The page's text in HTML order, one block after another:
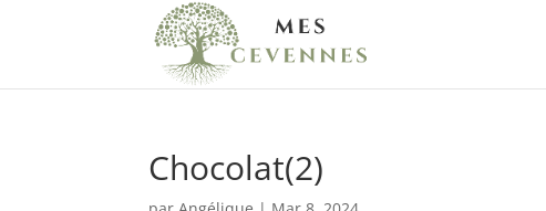
Chocolat(2)